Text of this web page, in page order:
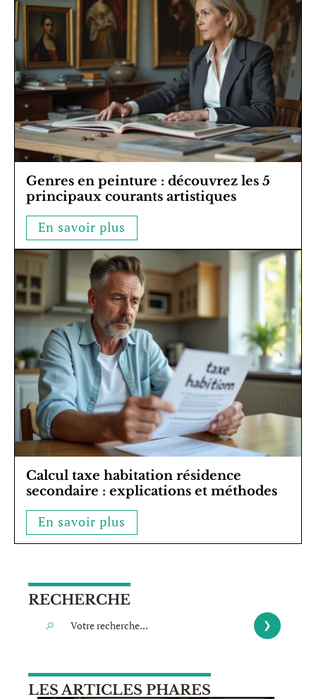
Genres en peinture : découvrez les 5
principaux courants artistiques
En savoir plus
Calcul taxe habitation résidence
secondaire : explications et méthodes
En savoir plus
RECHERCHE
LES ARTICLES PHARES